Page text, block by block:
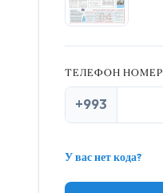
ТЕЛЕФОН НОМЕР
+993
У вас нет кода?